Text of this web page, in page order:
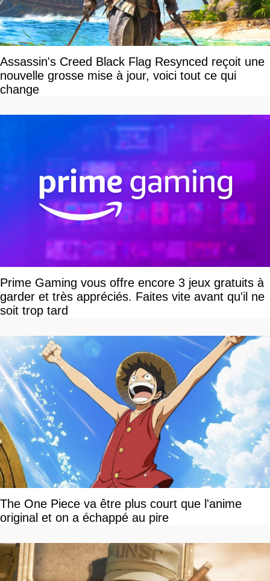
Assassin's Creed Black Flag Resynced reçoit une
nouvelle grosse mise à jour, voici tout ce qui
change
Prime Gaming vous offre encore 3 jeux gratuits à
garder et très appréciés. Faites vite avant qu'il ne
soit trop tard
The One Piece va être plus court que l'anime
original et on a échappé au pire